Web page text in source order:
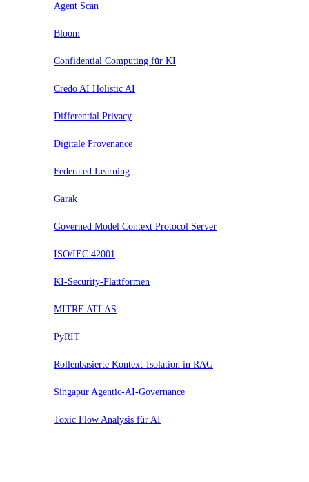
Agent Scan
Bloom
Confidential Computing für KI
Credo AI Holistic AI
Differential Privacy
Digitale Provenance
Federated Learning
Garak
Governed Model Context Protocol Server
ISO/IEC 42001
KI-Security-Plattformen
MITRE ATLAS
PyRIT
Rollenbasierte Kontext-Isolation in RAG
Singapur Agentic-AI-Governance
Toxic Flow Analysis für AI